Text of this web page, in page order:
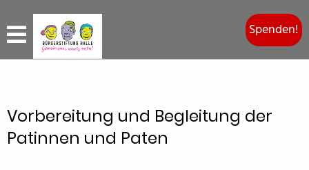
Spenden!
Vorbereitung und Begleitung der
Patinnen und Paten